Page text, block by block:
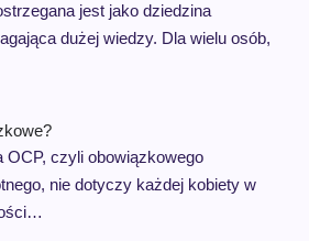
jest jako dziedzina
dużej wiedzy. Dla wielu osób,
OCP, czyli obowiązkowego
nie dotyczy każdej kobiety w